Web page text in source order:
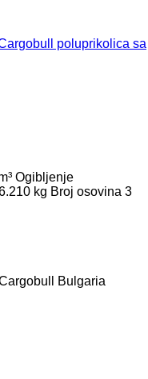
poluprikolica sa
Ogibljenje
kg Broj osovina 3
Bulgaria